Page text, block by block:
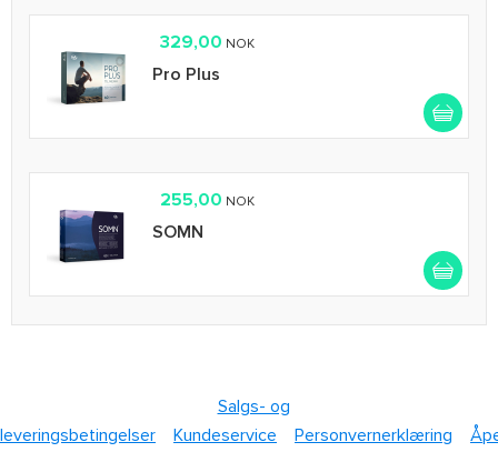
329,00 NOK
Pro Plus
255,00 NOK
SOMN
Salgs- og
leveringsbetingelser
Kundeservice Personvernerklæring